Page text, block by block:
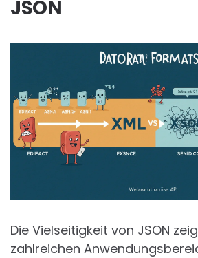
JSON
Die Vielseitigkeit von JSON
zahlreichen